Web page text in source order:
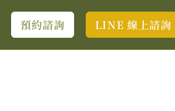
預約諮詢 LINE 線上諮詢